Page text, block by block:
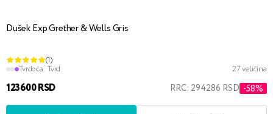
Dušek Exp Grether & Wells Gris
(1)
Tvrdoća:Tvrd 27 veličina
123600 RSD RRC: 294286 RSD -58%